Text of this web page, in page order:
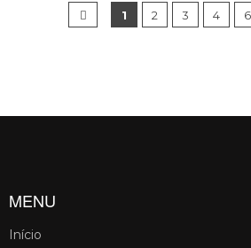
1 2 3 4 6
MENU
Início